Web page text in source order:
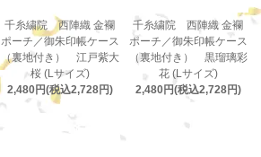
千糸繍院 西陣織 金襴
ポーチ／御朱印帳ケース
（裏地付き） 江戸紫大
桜 (Lサイズ)
2,480円(税込2,728円)
千糸繍院 西陣織 金襴
ポーチ／御朱印帳ケース
（裏地付き） 黒瑠璃彩
花 (Lサイズ)
2,480円(税込2,728円)